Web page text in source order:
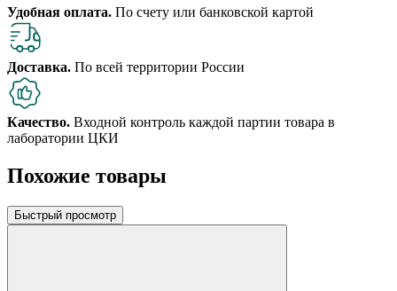
Удобная оплата. По счету или банковской картой
Доставка. По всей территории России
Качество. Входной контроль каждой партии товара в
лаборатории ЦКИ
Похожие товары
Быстрый просмотр